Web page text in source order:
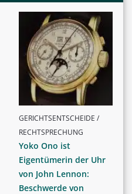
GERICHTSENTSCHEIDE /
RECHTSPRECHUNG
Yoko Ono ist
Eigentümerin der Uhr
von John Lennon:
Beschwerde von